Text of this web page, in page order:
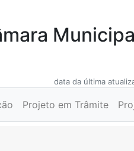
data da última
Projeto em Trâmite